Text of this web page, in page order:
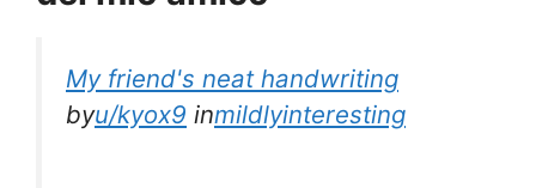
My friend's neat handwriting
byu/kyox9 inmildlyinteresting